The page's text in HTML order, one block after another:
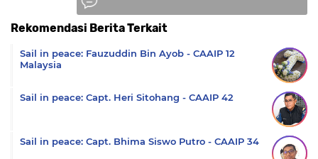
Rekomendasi Berita Terkait
Sail in peace: Fauzuddin Bin Ayob - CAAIP 12
Malaysia
Sail in peace: Capt. Heri Sitohang - CAAIP 42
Sail in peace: Capt. Bhima Siswo Putro - CAAIP 34